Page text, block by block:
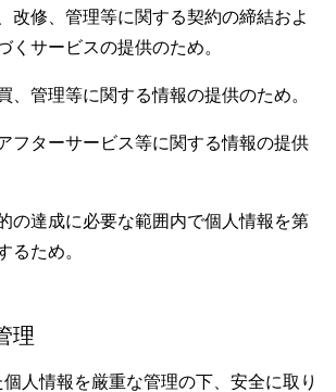
改修、管理等に関する契約の締結およ
くサービスの提供のため。
、管理等に関する情報の提供のため。
フターサービス等に関する情報の提供
の達成に必要な範囲内で個人情報を第
るため。
理
人情報を厳重な管理の下、安全に取り